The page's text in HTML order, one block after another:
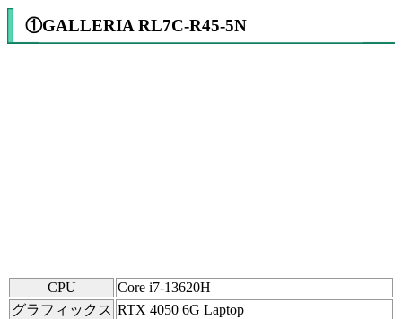
①GALLERIA RL7C-R45-5N
CPU
Core i7-13620H
グラフィックス RTX 4050 6G Laptop